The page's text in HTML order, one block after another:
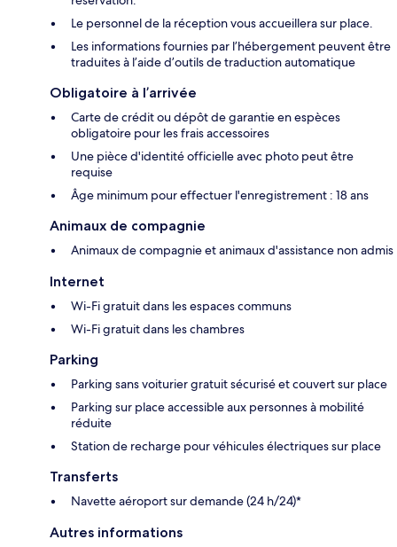
Le personnel de la réception vous accueillera sur place.
Les informations fournies par l’hébergement peuvent être
traduites à l’aide d’outils de traduction automatique
Obligatoire à l’arrivée
Carte de crédit ou dépôt de garantie en espèces
obligatoire pour les frais accessoires
Une pièce d'identité officielle avec photo peut être
requise
Âge minimum pour effectuer l'enregistrement : 18 ans
Animaux de compagnie
Animaux de compagnie et animaux d'assistance non admis
Internet
Wi-Fi gratuit dans les espaces communs
Wi-Fi gratuit dans les chambres
Parking
Parking sans voiturier gratuit sécurisé et couvert sur place
Parking sur place accessible aux personnes à mobilité
réduite
Station de recharge pour véhicules électriques sur place
Transferts
Navette aéroport sur demande (24 h/24)*
Autres informations